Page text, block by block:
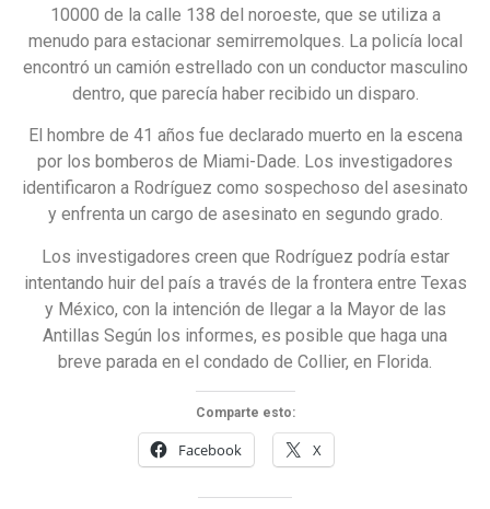
10000 de la calle 138 del noroeste, que se utiliza a
menudo para estacionar semirremolques. La policía local
encontró un camión estrellado con un conductor masculino
dentro, que parecía haber recibido un disparo.
El hombre de 41 años fue declarado muerto en la escena
por los bomberos de Miami-Dade. Los investigadores
identificaron a Rodríguez como sospechoso del asesinato
y enfrenta un cargo de asesinato en segundo grado.
Los investigadores creen que Rodríguez podría estar
intentando huir del país a través de la frontera entre Texas
y México, con la intención de llegar a la Mayor de las
Antillas Según los informes, es posible que haga una
breve parada en el condado de Collier, en Florida.
Comparte esto:
Facebook X